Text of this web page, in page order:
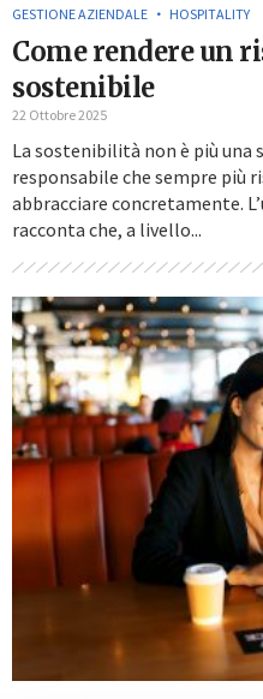
GESTIONE AZIENDALE HOSPITALITY
Come rendere un
sostenibile
22 Ottobre 2025
La sostenibilità non è più una
responsabile che sempre più
abbracciare concretamente.
racconta che, a livello...